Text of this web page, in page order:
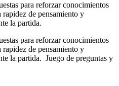
para reforzar conocimientos
de pensamiento y
la partida.
para reforzar conocimientos
de pensamiento y
la partida. Juego de preguntas y